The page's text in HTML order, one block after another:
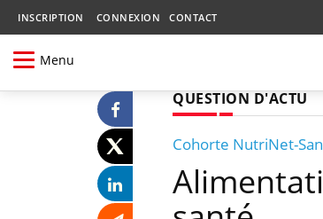
INSCRIPTION CONNEXION CONTACT
Menu
QUESTION D'ACTU
Cohorte NutriNet-